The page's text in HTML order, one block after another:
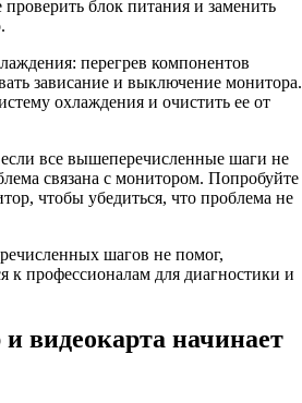
блок питания и заменить
перегрев компонентов
зависание и выключение монитора.
охлаждения и очистить ее от
все вышеперечисленные шаги не
связана с монитором. Попробуйте
чтобы убедиться, что проблема не
шагов не помог,
к профессионалам для диагностики и
видеокарта начинает